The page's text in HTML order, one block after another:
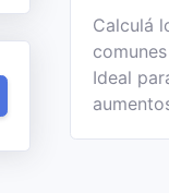
Calculá
Ideal